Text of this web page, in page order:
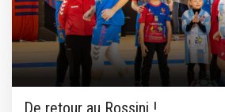
De retour au Rossini !